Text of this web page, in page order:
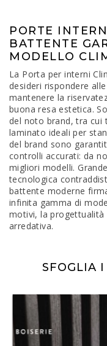
PORTE
BATTENTE
MODELLO
La Porta per interni
desideri rispondere
mantenere la
buona resa estetica.
del noto brand, tra cui
laminato ideali per
del brand sono
controlli accurati: da
migliori modelli.
tecnologica
battente moderne
infinita gamma di
motivi, la progettualità
arredativa.
SFOGLIA